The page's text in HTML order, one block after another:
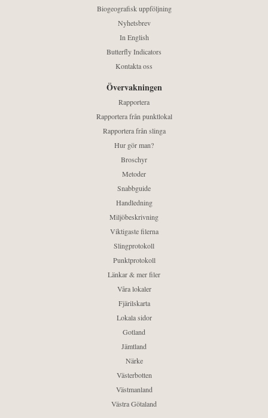
Biogeografisk uppföljning
Nyhetsbrev
In English
Butterfly Indicators
Kontakta oss
Övervakningen
Rapportera
Rapportera från punktlokal
Rapportera från slinga
Hur gör man?
Broschyr
Metoder
Snabbguide
Handledning
Miljöbeskrivning
Viktigaste filerna
Slingprotokoll
Punktprotokoll
Länkar & mer filer
Våra lokaler
Fjärilskarta
Lokala sidor
Gotland
Jämtland
Närke
Västerbotten
Västmanland
Västra Götaland